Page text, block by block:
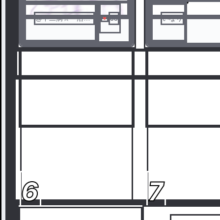
@中二病☆ 活動
38
6
いなり
7